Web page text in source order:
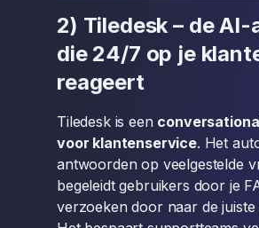
2) Tiledesk – de
die 24/7 op je
reageert
Tiledesk is een
voor klantenservice. Het
antwoorden op veelgestelde
begeleidt gebruikers door je
verzoeken door naar de